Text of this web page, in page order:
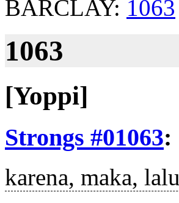
BARCLAY: 1063
1063
[Yoppi]
Strongs #01063:
karena, maka, lalu